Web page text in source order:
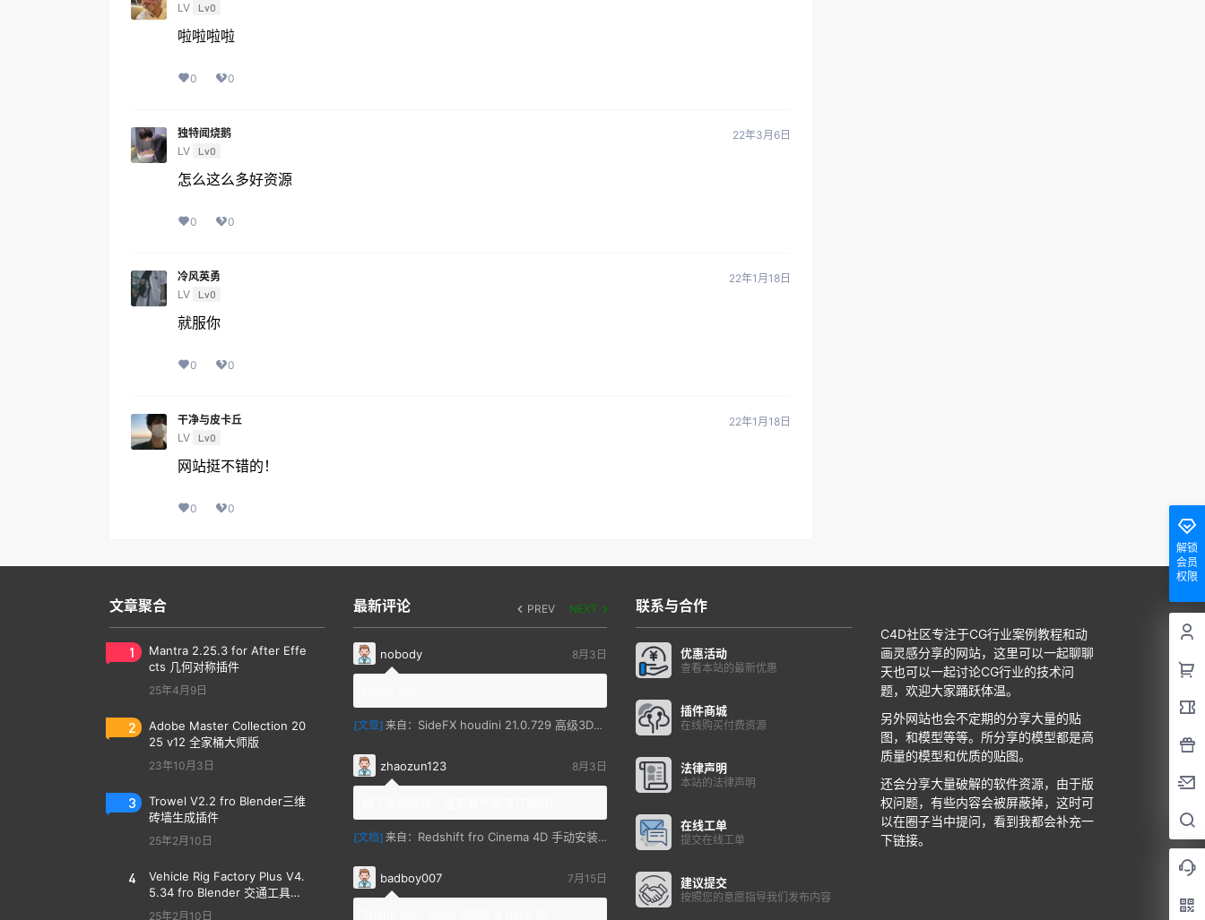
LV Lv0
啦啦啦啦
0 0
独特闻烧鹅
LV Lv0
22年3月6日
怎么这么多好资源
0 0
冷风英勇
LV Lv0
22年1月18日
就服你
0 0
干净与皮卡丘
LV Lv0
22年1月18日
网站挺不错的！
0 0
解锁
会员
权限
文章聚合
1
Mantra 2.25.3 for After Effe
cts 几何对称插件
25年4月9日
2
Adobe Master Collection 20
25 v12 全家桶大师版
23年10月3日
3
Trowel V2.2 fro Blender三维
砖墙生成插件
25年2月10日
4
Vehicle Rig Factory Plus V4.
5.34 fro Blender 交通工具汽
车绑定插件
25年2月10日
最新评论 PREV NEXT
nobody 8月3日
[文章] 来自： SideFX houdini 21.0.729 高级3D特效软件
zhaozun123 8月3日
[文档] 来自： Redshift fro Cinema 4D 手动安装教程
badboy007 7月15日
联系与合作
优惠活动
查看本站的最新优惠
插件商城
在线购买付费资源
法律声明
本站的法律声明
在线工单
提交在线工单
建议提交
按照您的意愿指导我们发布内容
C4D社区专注于CG行业案例教程和动
画灵感分享的网站，这里可以一起聊聊
天也可以一起讨论CG行业的技术问
题，欢迎大家踊跃体温。
另外网站也会不定期的分享大量的贴
图，和模型等等。所分享的模型都是高
质量的模型和优质的贴图。
还会分享大量破解的软件资源，由于版
权问题，有些内容会被屏蔽掉，这时可
以在圈子当中提问，看到我都会补充一
下链接。